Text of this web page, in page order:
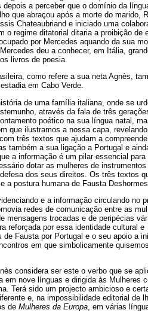
depois a perceber que o domínio da
que abraçou após a morte do marido,
Chateaubriand e iniciado uma
o regime ditatorial ditaria a proibição de
por Mercedes aquando da sua
deu a conhecer, em Itália,
livros de poesia.
como refere a sua neta Agnès,
em Cabo Verde.
de uma família italiana, onde se
através da fala de três
poético na sua língua natal,
que ilustramos a nossa capa,
três textos que ajudam a
também a sua ligação a Portugal e
a informação é um pilar essencial para
dotar as mulheres de instrumentos
dos seus direitos. Os três textos
a postura humana de Fausta
e a informação circulando no
redes de comunicação entre as
mensagens trocadas e de peripécias
reforçada por essa identidade cultural e
Fausta por Portugal e o seu apoio a
em que simbolicamente quisemos
considera ser este o verbo que se
em nove línguas e dirigida às Mulheres
Terá sido um projecto ambicioso e
e, na impossibilidade editorial de
de Mulheres da Europa, em várias